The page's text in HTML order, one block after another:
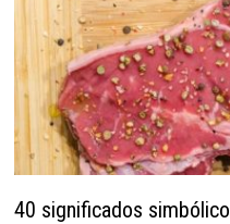
40 significados